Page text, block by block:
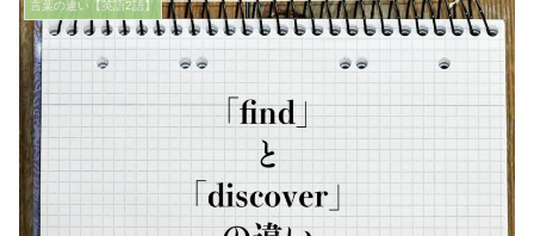
言葉の違い【英語2語】